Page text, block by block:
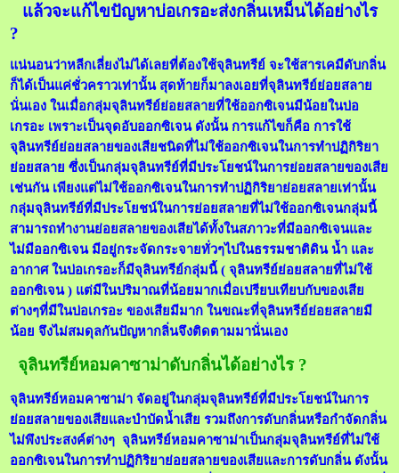
แล้วจะแก้ไขปัญหาบ่อเกรอะส่งกลิ่นเหม็นได้อย่างไร
?
แน่นอนว่าหลีกเลี่ยงไม่ได้เลยที่ต้องใช้จุลินทรีย์ จะใช้สารเคมีดับกลิ่น
ก็ได้เป็นแค่ชั่วคราวเท่านั้น สุดท้ายก็มาลงเอยที่จุลินทรีย์ย่อยสลาย
นั่นเอง ในเมื่อกลุ่มจุลินทรีย์ย่อยสลายที่ใช้ออกซิเจนมีน้อยในบ่อ
เกรอะ เพราะเป็นจุดอับออกซิเจน ดังนั้น การแก้ไขก็คือ การใช้
จุลินทรีย์ย่อยสลายของเสียชนิดที่ไม่ใช้ออกซิเจนในการทำปฏิกิริยา
ย่อยสลาย ซึ่งเป็นกลุ่มจุลินทรีย์ที่มีประโยชน์ในการย่อยสลายของเสีย
เช่นกัน เพียงแต่ไม่ใช้ออกซิเจนในการทำปฏิกิริยาย่อยสลายเท่านั้น
กลุ่มจุลินทรีย์ที่มีประโยชน์ในการย่อยสลายที่ไม่ใช้ออกซิเจนกลุ่มนี้
สามารถทำงานย่อยสลายของเสียได้ทั้งในสภาวะที่มีออกซิเจนและ
ไม่มีออกซิเจน มีอยู่กระจัดกระจายทั่วๆไปในธรรมชาติดิน น้ำ และ
อากาศ ในบ่อเกรอะก็มีจุลินทรีย์กลุ่มนี้ ( จุลินทรีย์ย่อยสลายที่ไม่ใช้
ออกซิเจน ) แต่มีในปริมาณที่น้อยมากเมื่อเปรียบเทียบกับของเสีย
ต่างๆที่มีในบ่อเกรอะ ของเสียมีมาก ในขณะที่จุลินทรีย์ย่อยสลายมี
น้อย จึงไม่สมดุลกันปัญหากลิ่นจึงติดตามมานั่นเอง
จุลินทรีย์หอมคาซาม่าดับกลิ่นได้อย่างไร ?
จุลินทรีย์หอมคาซาม่าจัดอยู่ในกลุ่มจุลินทรีย์ที่มีประโยชน์ในการ
ย่อยสลายของเสียและบำบัดน้ำเสีย รวมถึงการดับกลิ่นหรือกำจัดกลิ่น
ไม่พึงประสงค์ต่างๆ จุลินทรีย์หอมคาซาม่าเป็นกลุ่มจุลินทรีย์ที่ไม่ใช้
ออกซิเจนในการทำปฏิกิริยาย่อยสลายของเสียและการดับกลิ่น ดังนั้น